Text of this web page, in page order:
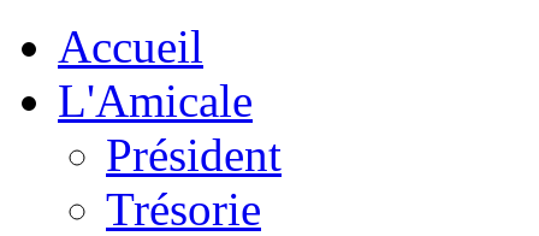
Accueil
L'Amicale
Président
Trésorie